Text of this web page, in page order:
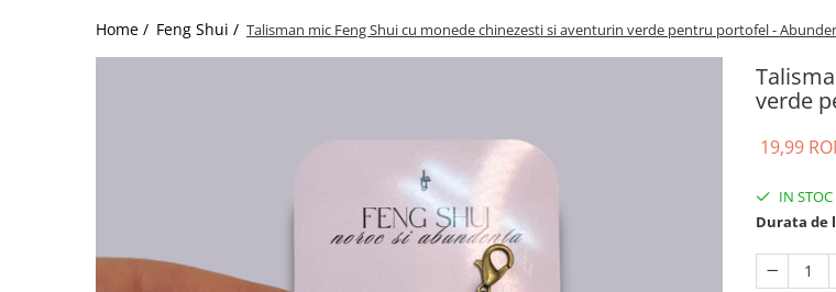
Home / Feng Shui / Talisman mic Feng Shui cu monede chinezesti si aventurin verde pentru portofel -
verde
19,99
IN STOC
Durata de